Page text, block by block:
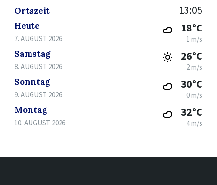
Ortszeit 13:05
Heute
7. AUGUST 2026
18°C
1 m/s
Samstag
8. AUGUST 2026
26°C
2 m/s
Sonntag
9. AUGUST 2026
30°C
0 m/s
Montag
10. AUGUST 2026
32°C
4 m/s